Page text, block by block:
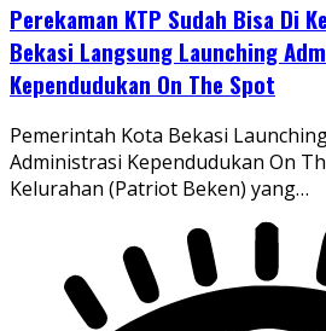
Perekaman KTP Sudah Bisa Di
Bekasi Langsung Launching
Kependudukan On The Spot
Pemerintah Kota Bekasi
Administrasi Kependudukan On
Kelurahan (Patriot Beken) yang…